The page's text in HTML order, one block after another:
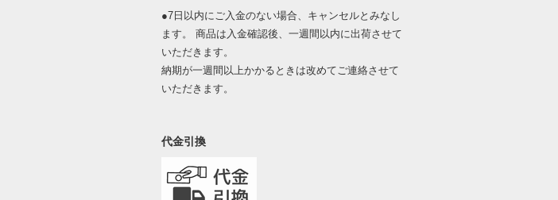
●7日以内にご入金のない場合、キャンセルとみなし
ます。 商品は入金確認後、一週間以内に出荷させて
いただきます。
納期が一週間以上かかるときは改めてご連絡させて
いただきます。
代金引換